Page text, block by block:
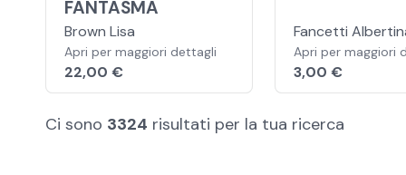
FANTASMA
Brown Lisa
Apri per maggiori dettagli
22,00 €
Fancetti
Apri per maggiori
3,00 €
Ci sono 3324 risultati per la tua ricerca